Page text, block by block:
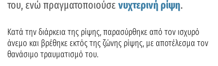
του, ενώ πραγματοποιούσε νυχτερινήρίψη.
Κατά την διάρκεια της ρίψης, παρασύρθηκε από τον ισχυρό
άνεμο και βρέθηκε εκτός της ζώνης ρίψης, με αποτέλεσμα τον
θανάσιμο τραυματισμό του.